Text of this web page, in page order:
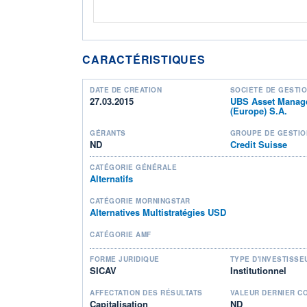
CARACTÉRISTIQUES
DATE DE CRÉATION
27.03.2015
SOCIÉTÉ DE
UBS Asset
(Europe) S.A.
GÉRANTS
ND
GROUPE DE
Credit Suisse
CATÉGORIE GÉNÉRALE
Alternatifs
CATÉGORIE MORNINGSTAR
Alternatives Multistratégies USD
CATÉGORIE AMF
FORME JURIDIQUE
SICAV
TYPE
Institutionnel
AFFECTATION DES RÉSULTATS
Capitalisation
VALEUR DERNIER
ND